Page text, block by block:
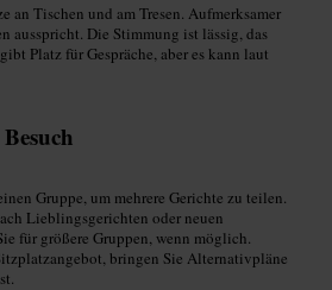
an Tischen und am Tresen. Aufmerksamer
ausspricht. Die Stimmung ist lässig, das
Platz für Gespräche, aber es kann laut
Gruppe, um mehrere Gerichte zu teilen.
Lieblingsgerichten oder neuen
für größere Gruppen, wenn möglich.
bringen Sie Alternativpläne